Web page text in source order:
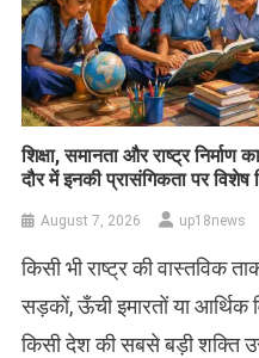
शिक्षा, समानता और राष्ट्र
दौर में इनकी प्रासंगिकता पर
August 7, 2026 up18news
किसी भी राष्ट्र की वास्तविक
सड़कों, ऊँची इमारतों या आर्थिक
किसी देश की सबसे बड़ी शक्ति